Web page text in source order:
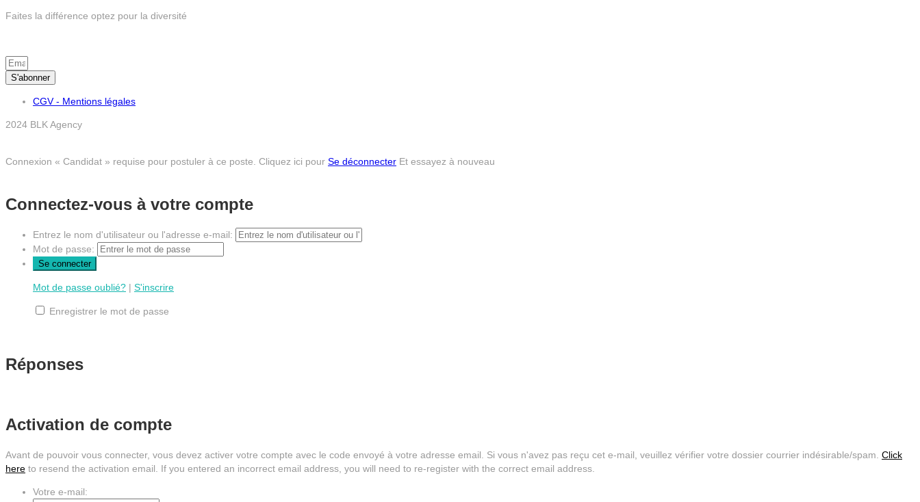
Faites la différence optez pour la diversité
S'abonner
CGV - Mentions légales
2024 BLK Agency
Connexion « Candidat » requise pour postuler à ce poste. Cliquez ici pour Se déconnecter Et essayez à nouveau
Connectez-vous à votre compte
Entrez le nom d'utilisateur ou l'adresse e-mail:
Mot de passe:
Mot de passe oublié? | S'inscrire
Enregistrer le mot de passe
Réponses
Activation de compte
Avant de pouvoir vous connecter, vous devez activer votre compte avec le code envoyé à votre adresse email. Si vous n'avez pas reçu cet e-mail, veuillez vérifier votre dossier courrier indésirable/spam. Click
here to resend the activation email. If you entered an incorrect email address, you will need to re-register with the correct email address.
Votre e-mail: